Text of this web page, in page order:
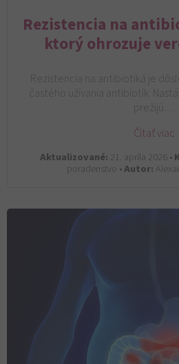
Rezistencia na
ktorý ohrozuje
Rezistencia na antibiotiká je
častého užívania antibiotík.
prežijú…
Čítať viac
Aktualizované: 21. apríla 2026 •
poradenstvo •Autor: